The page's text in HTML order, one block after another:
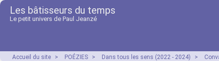
Les bâtisseurs du temps
Le petit univers de Paul Jeanzé
Accueil du site > POÉZIES > Dans tous les sens (2022 - 2024) >